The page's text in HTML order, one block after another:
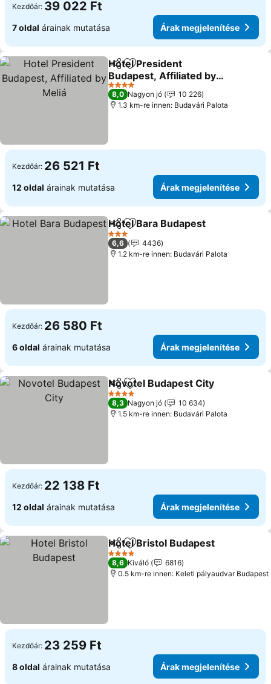
Kezdőár: 39 022 Ft
7 oldal árainak mutatása Árak megjelenítése
Megosztás
Hozzáadás a kedvencekhez
Hotel President
Budapest, Affiliated by
Meliá
4 Kategória
8,0 Nagyon jó
10 226
1.3 km-re innen: Budavári Palota
Kezdőár: 26 521 Ft
12 oldal árainak mutatása Árak megjelenítése
Megosztás
Hozzáadás a kedvencekhez
Hotel Bara Budapest
3 Kategória
6,6
4436
1.2 km-re innen: Budavári Palota
Kezdőár: 26 580 Ft
6 oldal árainak mutatása Árak megjelenítése
Megosztás
Hozzáadás a kedvencekhez
Novotel Budapest City
4 Kategória
8,3 Nagyon jó
10 634
1.5 km-re innen: Budavári Palota
Kezdőár: 22 138 Ft
12 oldal árainak mutatása Árak megjelenítése
Megosztás
Hozzáadás a kedvencekhez
Hotel Bristol Budapest
4 Kategória
8,6 Kiváló
6816
0.5 km-re innen: Keleti pályaudvar Budapest
Kezdőár: 23 259 Ft
8 oldal árainak mutatása Árak megjelenítése